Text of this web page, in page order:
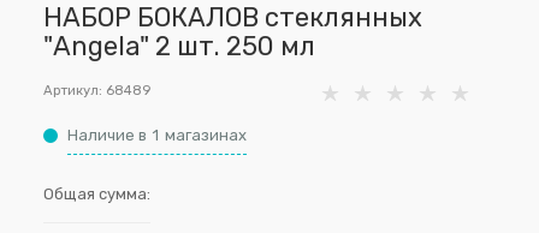
НАБОР БОКАЛОВ стеклянных
"Angela" 2 шт. 250 мл
Артикул: 68489
Наличие в 1 магазинах
Общая сумма: